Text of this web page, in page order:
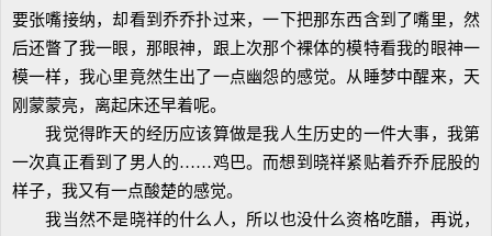
要张嘴接纳，却看到乔乔扑过来，一下把那东西含到了嘴里，然
后还瞥了我一眼，那眼神，跟上次那个裸体的模特看我的眼神一
模一样，我心里竟然生出了一点幽怨的感觉。从睡梦中醒来，天
刚蒙蒙亮，离起床还早着呢。
我觉得昨天的经历应该算做是我人生历史的一件大事，我第
一次真正看到了男人的……鸡巴。而想到晓祥紧贴着乔乔屁股的
样子，我又有一点酸楚的感觉。
我当然不是晓祥的什么人，所以也没什么资格吃醋，再说，